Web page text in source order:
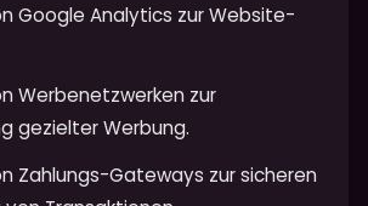
Google Analytics zur Website-
Werbenetzwerken zur
gezielter Werbung.
Zahlungs-Gateways zur sicheren